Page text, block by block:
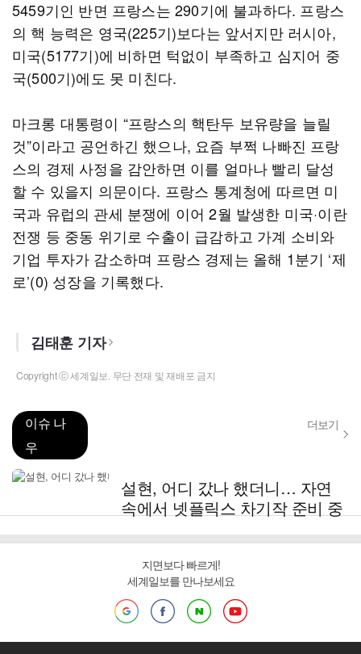
5459기인 반면 프랑스는 290기에 불과하다. 프랑스
의 핵 능력은 영국(225기)보다는 앞서지만 러시아,
미국(5177기)에 비하면 턱없이 부족하고 심지어 중
국(500기)에도 못 미친다.
마크롱 대통령이 “프랑스의 핵탄두 보유량을 늘릴
것”이라고 공언하긴 했으나, 요즘 부쩍 나빠진 프랑
스의 경제 사정을 감안하면 이를 얼마나 빨리 달성
할 수 있을지 의문이다. 프랑스 통계청에 따르면 미
국과 유럽의 관세 분쟁에 이어 2월 발생한 미국·이란
전쟁 등 중동 위기로 수출이 급감하고 가계 소비와
기업 투자가 감소하며 프랑스 경제는 올해 1분기 ‘제
로’(0) 성장을 기록했다.
김태훈 기자
Copyright ⓒ 세계일보. 무단 전재 및 재배포 금지
이슈 나
우
더보기
설현, 어디 갔나 했더니… 자연
속에서 넷플릭스 차기작 준비 중
지면보다 빠르게!
세계일보를 만나보세요